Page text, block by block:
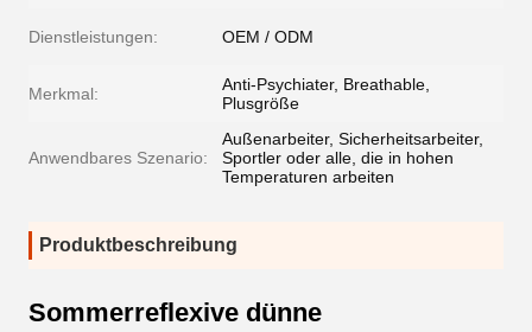
Dienstleistungen: OEM / ODM
Merkmal:
Anti-Psychiater, Breathable,
Plusgröße
Anwendbares Szenario:
Außenarbeiter, Sicherheitsarbeiter,
Sportler oder alle, die in hohen
Temperaturen arbeiten
Produktbeschreibung
Sommerreflexive dünne